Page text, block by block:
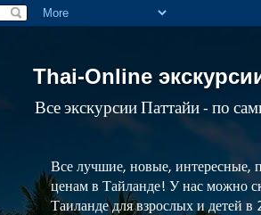
Thai-Online
Все экскурсии Паттайи - по
Все лучшие, новые, интересные,
ценам в Тайланде! У нас можно
Таиланде для взрослых и детей